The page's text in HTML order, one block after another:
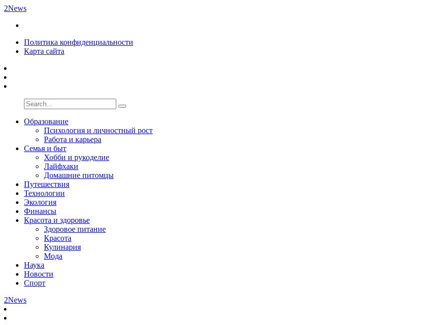
2News
Политика конфиденциальности
Карта сайта
Образование
Психология и личностный рост
Работа и карьера
Семья и быт
Хобби и рукоделие
Лайфхаки
Домашние питомцы
Путешествия
Технологии
Экология
Финансы
Красота и здоровье
Здоровое питание
Красота
Кулинария
Мода
Наука
Новости
Спорт
2News